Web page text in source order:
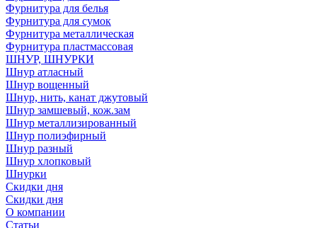
Фурнитура для белья
Фурнитура для сумок
Фурнитура металлическая
Фурнитура пластмассовая
ШНУР, ШНУРКИ
Шнур атласный
Шнур вощенный
Шнур, нить, канат джутовый
Шнур замшевый, кож.зам
Шнур металлизированный
Шнур полиэфирный
Шнур разный
Шнур хлопковый
Шнурки
Скидки дня
Скидки дня
О компании
Статьи